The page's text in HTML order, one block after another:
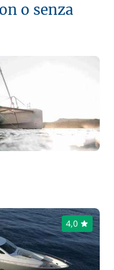
o senza
4,0